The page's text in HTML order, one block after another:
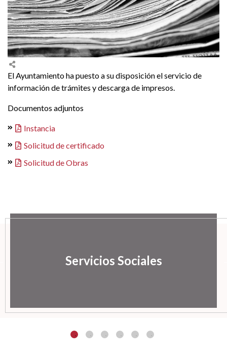
El Ayuntamiento ha puesto a su disposición el servicio de
información de trámites y descarga de impresos.
Documentos adjuntos
Instancia
Solicitud de certificado
Solicitud de Obras
Servicios Sociales